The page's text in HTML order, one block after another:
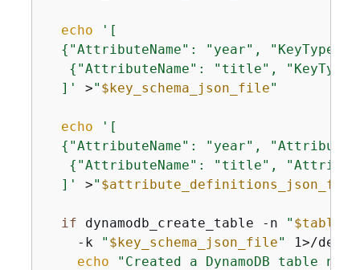
echo
'[
{ "AttributeName": "year", "KeyType":
{ "AttributeName": "title", "KeyType":
  ]'
>" $key_schema_json_file"
echo
'[
{ "AttributeName": "year",
{ "AttributeName": "title",
  ]'
>" $attribute_definitions_json_file
if dynamodb_create_table -n "
    -k
" $key_schema_json_file"
1>/
echo
"Created a DynamoDB table